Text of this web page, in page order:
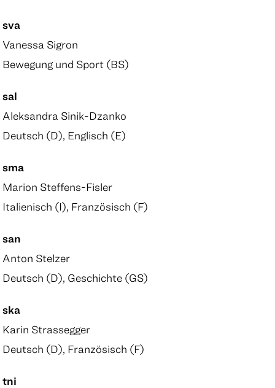
sva
Vanessa Sigron
Bewegung und Sport (BS)
sal
Aleksandra Sinik-Dzanko
Deutsch (D), Englisch (E)
sma
Marion Steffens-Fisler
Italienisch (I), Französisch (F)
san
Anton Stelzer
Deutsch (D), Geschichte (GS)
ska
Karin Strassegger
Deutsch (D), Französisch (F)
tni